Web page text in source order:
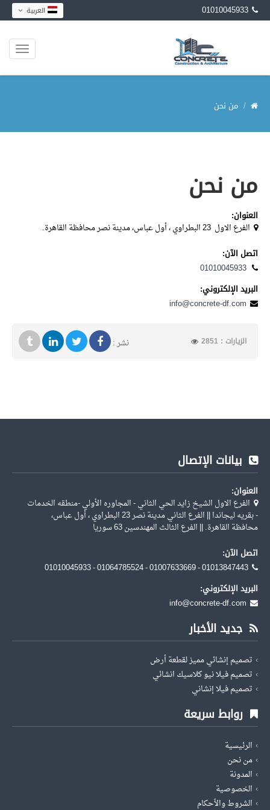
01010045933
من نحن
من نحن
العنوان:
الفرع الاول 23 البطراوي ، أول عباس،
مدينة نصرمحافظة القاهرة.
اتصل الآن:
01010045933
البريد الإلكتروني:
info@concrete-df.com
الزيارات : 2851 نشر :
بيانات الإتصال
العنوان:
الفرع الاول الشيخ زايد الحي الثاني - المجاوره الأولي -منطقه الخدمات
- بقريه ليجاندا || الفرع الثاني مدينة نصر 23 البطراوي ، أول عباس،
محافظة القاهرة. || الفرع الثالث المهندسين 63 سوريا
اتصل الآن:
01010045933 - 01064785524 - 01007633669 - 01013847443
البريد الإلكتروني:
info@concrete-df.com
جديد الأخبار
تصميم إنشائي مميز لقطعة أرض
تصميم فيلا نيو كلاسيك انشائي
تصميم فيلا إنشاني
روابط سريعة
الرئيسية
من نحن
المدونة
الخصوصية
الشروط والأحكام